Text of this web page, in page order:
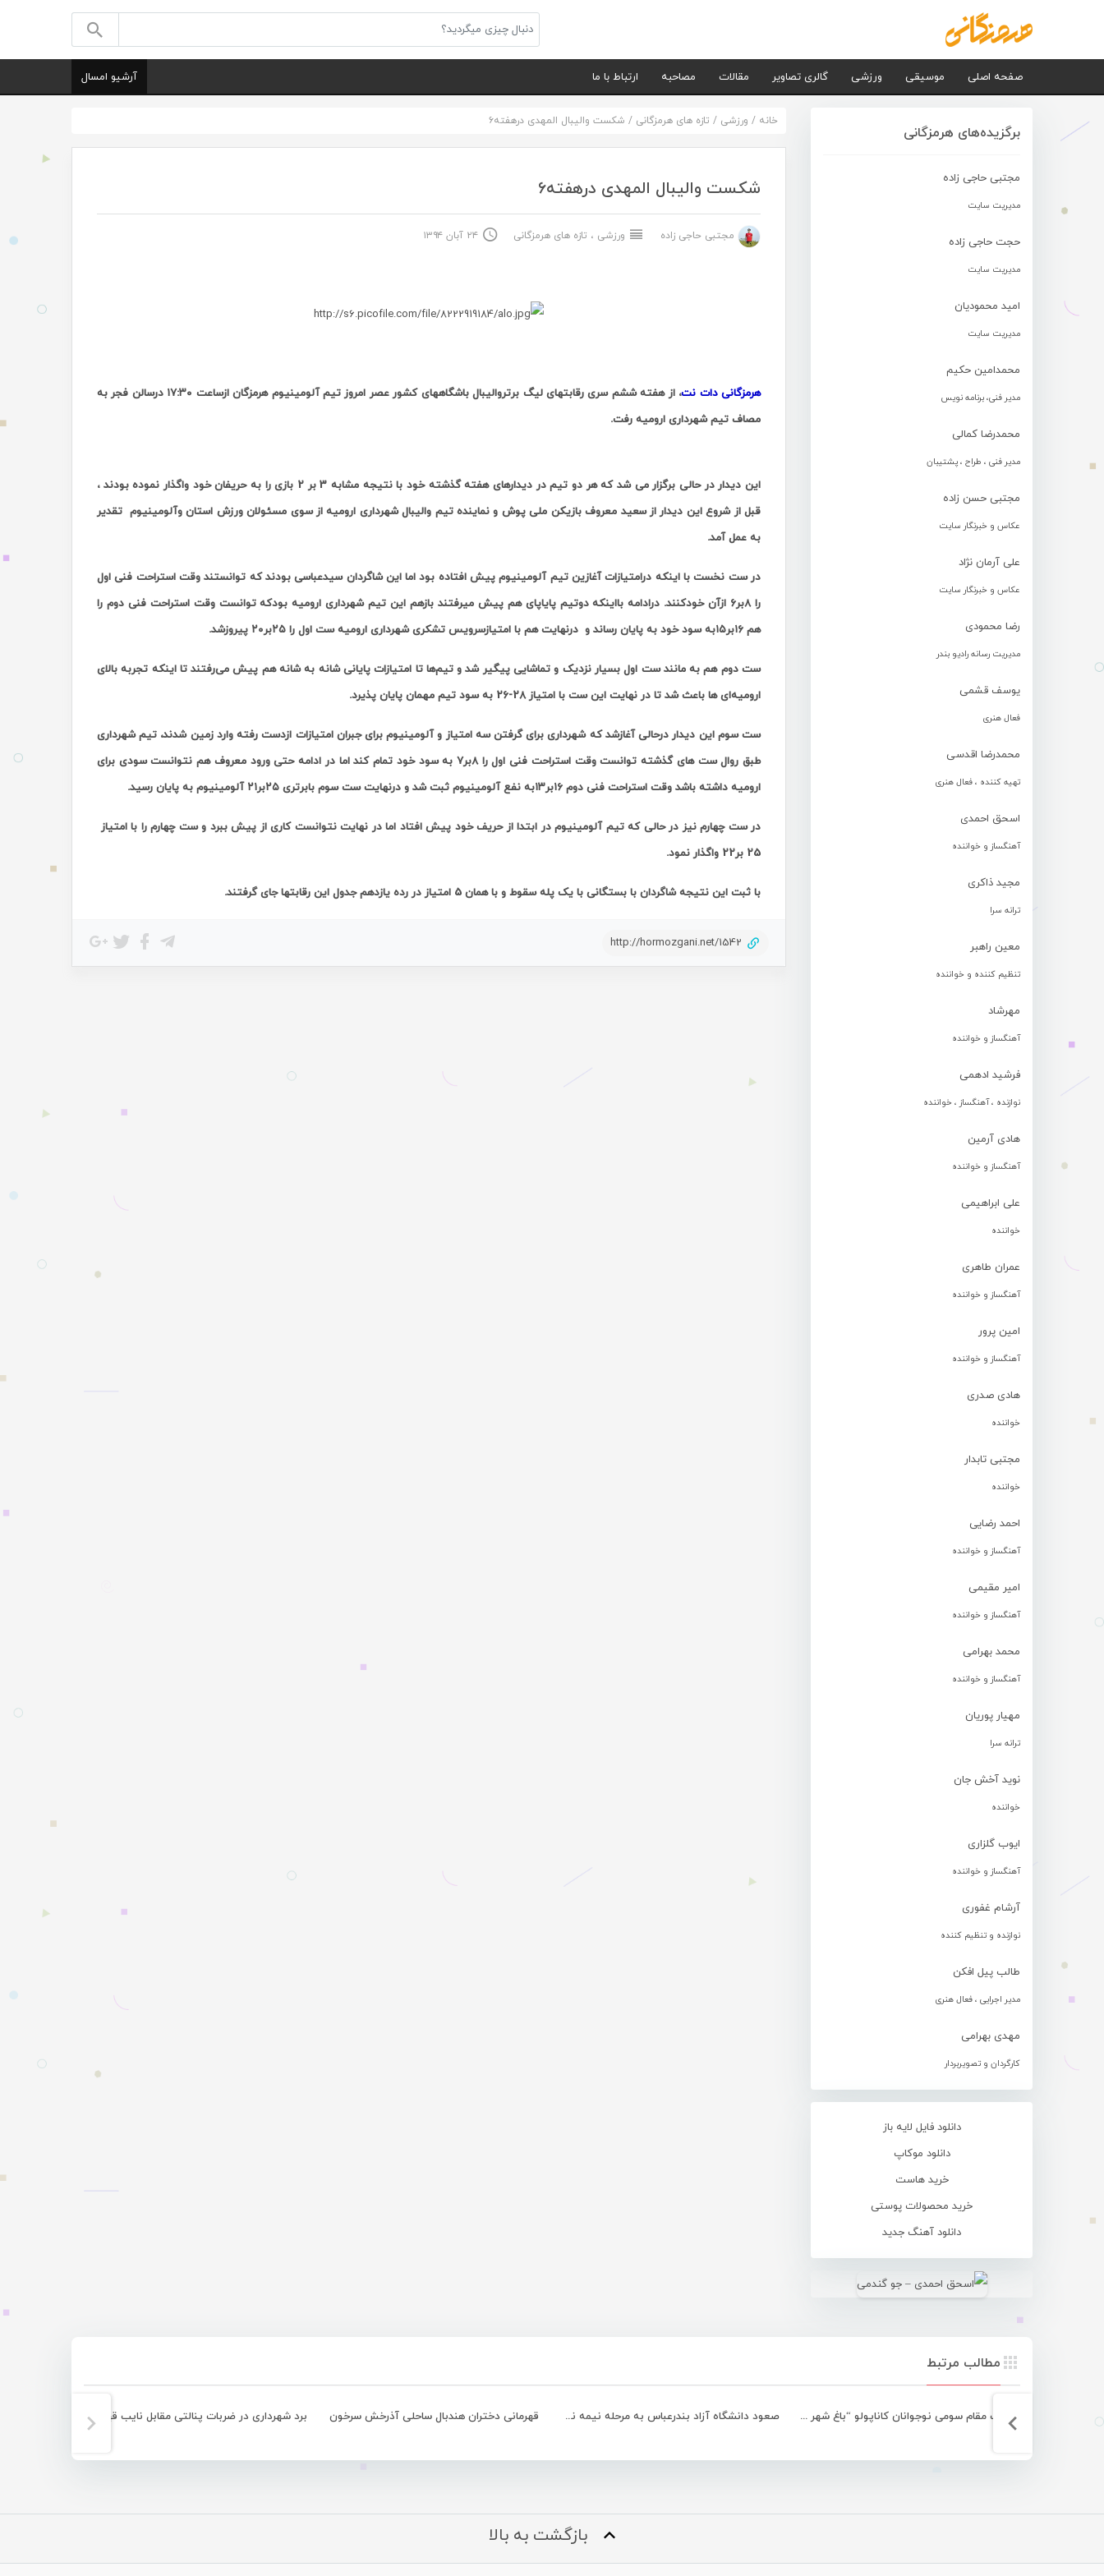
صفحه اصلی موسیقی ورزشی گالری تصاویر مقالات مصاحبه ارتباط با ما آرشیو امسال
برگزیده‌های هرمزگانی
مجتبی حاجی زاده
مدیریت سایت
حجت حاجی زاده
مدیریت سایت
امید محمودیان
مدیریت سایت
محمدامین حکیم
مدیر فنی، برنامه نویس
محمدرضا کمالی
مدیر فنی ، طراح ، پشتیبان
مجتبی حسن زاده
عکاس و خبرنگار سایت
علی آرمان نژاد
عکاس و خبرنگار سایت
رضا محمودی
مدیریت رسانه رادیو بندر
یوسف قشمی
فعال هنری
محمدرضا اقدسی
تهیه کننده ، فعال هنری
اسحق احمدی
آهنگساز و خواننده
مجید ذاکری
ترانه سرا
معین راهبر
تنظیم کننده و خواننده
مهرشاد
آهنگساز و خواننده
فرشید ادهمی
نوازنده ، آهنگساز ، خواننده
هادی آرمین
آهنگساز و خواننده
علی ابراهیمی
خواننده
عمران طاهری
آهنگساز و خواننده
امین پرور
آهنگساز و خواننده
هادی صدری
خواننده
مجتبی تابدار
خواننده
احمد رضایی
آهنگساز و خواننده
امیر مقیمی
آهنگساز و خواننده
محمد بهرامی
آهنگساز و خواننده
مهیار پوریان
ترانه سرا
نوید آخش جان
خواننده
ایوب گلزاری
آهنگساز و خواننده
آرشام غفوری
نوازنده و تنظیم کننده
طالب پیل افکن
مدیر اجرایی ، فعال هنری
مهدی بهرامی
کارگردان و تصویربردار
دانلود فایل لایه باز
دانلود موکاپ
خرید هاست
خرید محصولات پوستی
دانلود آهنگ جدید
خانه / ورزشی / تازه های هرمزگانی / شکست والیبال المهدی درهفته۶
شکست والیبال المهدی درهفته۶
مجتبی حاجی زاده ورزشی ، تازه های هرمزگانی ۲۴ آبان ۱۳۹۴
هرمزگانی دات نت
، از هفته ششم سری رقابتهای لیگ برتروالیبال باشگاههای کشور عصر امروز تیم آلومینیوم هرمزگان ازساعت ۱۷:۳۰ درسالن فجر به
مصاف تیم شهرداری ارومیه رفت.
این دیدار در حالی برگزار می شد که هر دو تیم در دیدارهای هفته گذشته خود با نتیجه مشابه 3 بر 2 بازی را به حریفان خود واگذار نموده بودند ،
قبل از شروع این دیدار از سعید معروف بازیکن ملی پوش و نماینده تیم والیبال شهرداری ارومیه از سوی مسئولان ورزش استان وآلومینیوم تقدیر
به عمل آمد.
در ست نخست با اینکه درامتیازات آغازین تیم آلومینیوم پیش افتاده بود اما این شاگردان سیدعباسی بودند که توانستند وقت استراحت فنی اول
را ۸بر۶ ازآن خودکنند. درادامه بااینکه دوتیم پایاپای هم پیش میرفتند بازهم این تیم شهرداری ارومیه بودکه توانست وقت استراحت فنی دوم را
هم ۱۶بر۱۵به سود خود به پایان رساند و درنهایت هم با امتیازسرویس تشکری شهرداری ارومیه ست اول را ۲۵بر۲۰ پیروزشد.
ست دوم هم به مانند ست اول بسیار نزدیک و تماشایی پیگیر شد و تیم‌ها تا امتیازات پایانی شانه به شانه هم پیش می‌رفتند تا اینکه تجربه بالای
ارومیه‌ای ها باعث شد تا در نهایت این ست با امتیاز 28-26 به سود تیم مهمان پایان پذیرد.
ست سوم این دیدار درحالی آغازشد که شهرداری برای گرفتن سه امتیاز و آلومینیوم برای جبران امتیازات ازدست رفته وارد زمین شدند، تیم شهرداری
طبق روال ست های گذشته توانست وقت استراحت فنی اول را ۸بر۷ به سود خود تمام کند اما در ادامه حتی ورود معروف هم نتوانست سودی برای
ارومیه داشته باشد وقت استراحت فنی دوم ۱۶بر۱۳به نفع آلومینیوم ثبت شد و درنهایت ست سوم بابرتری ۲۵بر۲۱ آلومینیوم به پایان رسید.
در ست چهارم نیز در حالی که تیم آلومینیوم در ابتدا از حریف خود پیش افتاد اما در نهایت نتوانست کاری از پیش ببرد و ست چهارم را با امتیاز
25 بر22 واگذار نمود.
با ثبت این نتیجه شاگردان با بستگانی با یک پله سقوط و با همان 5 امتیاز در رده یازدهم جدول این رقابتها جای گرفتند.
http://hormozgani.net/1542
مطالب مرتبط
کسب مقام سومی نوجوانان کاناپولو “باغ شهر فین” در مسابقات کشوری صعود دانشگاه آزاد بندرعباس به مرحله نیمه نهایی لیگ برتر ووشو قهرمانی دختران هندبال ساحلی آذرخش سرخون برد شهرداری در ضربات پنالتی مقابل نایب قهرمان لیگ برتر
بازگشت به بالا